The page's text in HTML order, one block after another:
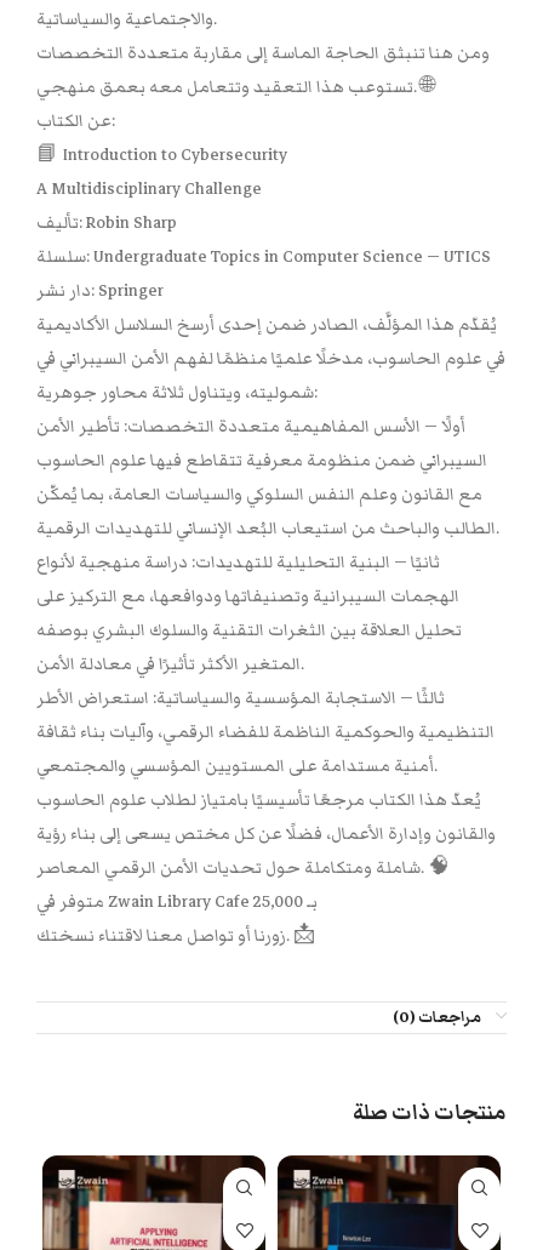
والاجتماعية والسياساتية.
ومن هنا تنبثق الحاجة الماسة إلى مقاربة متعددة التخصصات
تستوعب هذا التعقيد وتتعامل معه بعمق منهجي. 🌐
عن الكتاب:
📘 Introduction to Cybersecurity
A Multidisciplinary Challenge
تأليف: Robin Sharp
سلسلة: Undergraduate Topics in Computer Science — UTICS
دار نشر: Springer
يُقدّم هذا المؤلَّف، الصادر ضمن إحدى أرسخ السلاسل الأكاديمية
في علوم الحاسوب، مدخلًا علميًا منظمًا لفهم الأمن السيبراني في
شموليته، ويتناول ثلاثة محاور جوهرية:
أولًا — الأسس المفاهيمية متعددة التخصصات: تأطير الأمن
السيبراني ضمن منظومة معرفية تتقاطع فيها علوم الحاسوب
مع القانون وعلم النفس السلوكي والسياسات العامة، بما يُمكّن
الطالب والباحث من استيعاب البُعد الإنساني للتهديدات الرقمية.
ثانيًا — البنية التحليلية للتهديدات: دراسة منهجية لأنواع
الهجمات السيبرانية وتصنيفاتها ودوافعها، مع التركيز على
تحليل العلاقة بين الثغرات التقنية والسلوك البشري بوصفه
المتغير الأكثر تأثيرًا في معادلة الأمن.
ثالثًا — الاستجابة المؤسسية والسياساتية: استعراض الأطر
التنظيمية والحوكمية الناظمة للفضاء الرقمي، وآليات بناء ثقافة
أمنية مستدامة على المستويين المؤسسي والمجتمعي.
يُعدّ هذا الكتاب مرجعًا تأسيسيًا بامتياز لطلاب علوم الحاسوب
والقانون وإدارة الأعمال، فضلًا عن كل مختص يسعى إلى بناء رؤية
شاملة ومتكاملة حول تحديات الأمن الرقمي المعاصر. 🧠
متوفر في Zwain Library Cafe بـ 25,000
زورنا أو تواصل معنا لاقتناء نسختك. 📩
مراجعات (0)
منتجات ذات صلة